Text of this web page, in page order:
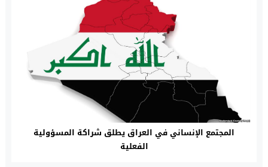
المجتمع الإنساني في العراق يطلق شراكة المسؤولية
الفعلية